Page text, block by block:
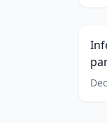
|
O
que